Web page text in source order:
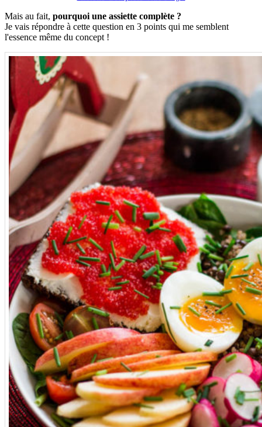
Mais au fait, pourquoi une assiette complète ?
Je vais répondre à cette question en 3 points qui me semblent
l'essence même du concept !